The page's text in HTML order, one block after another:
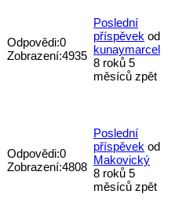
Odpovědi:0
Zobrazení:4935
Poslední
příspěvek od
kunaymarcel
8 roků 5
měsíců zpět
Odpovědi:0
Zobrazení:4808
Poslední
příspěvek od
Makovický
8 roků 5
měsíců zpět